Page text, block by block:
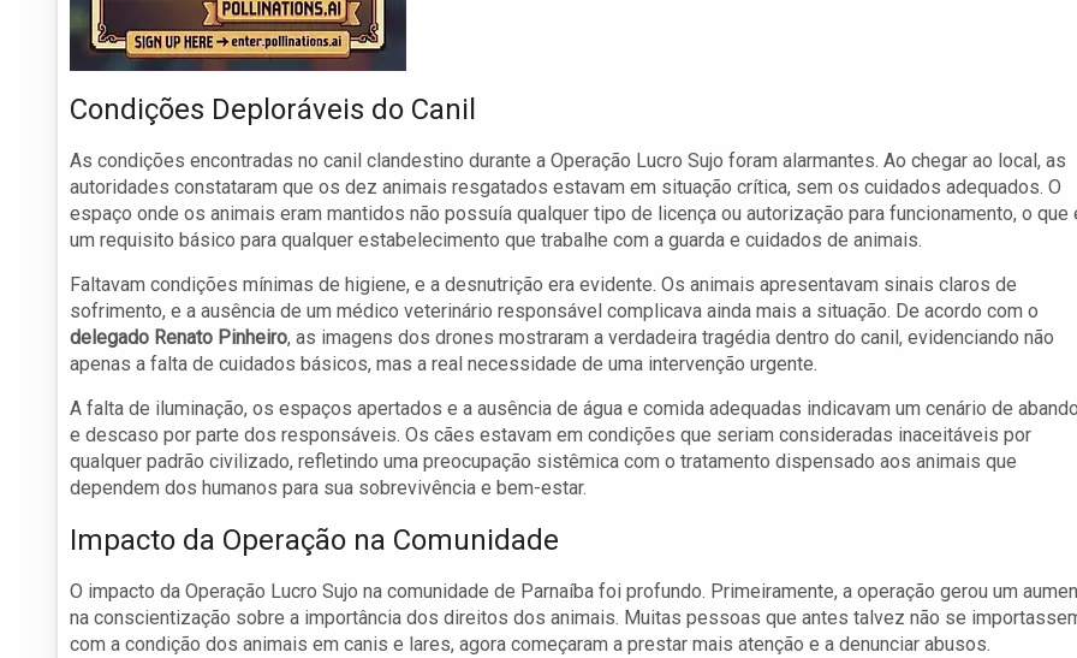
Condições Deploráveis do Canil
As condições encontradas no canil clandestino durante a Operação Lucro Sujo foram alarmantes. Ao chegar ao local, as
autoridades constataram que os dez animais resgatados estavam em situação crítica, sem os cuidados adequados. O
espaço onde os animais eram mantidos não possuía qualquer tipo de licença ou autorização para funcionamento, o que
um requisito básico para qualquer estabelecimento que trabalhe com a guarda e cuidados de animais.
Faltavam condições mínimas de higiene, e a desnutrição era evidente. Os animais apresentavam sinais claros de
sofrimento, e a ausência de um médico veterinário responsável complicava ainda mais a situação. De acordo com o
delegado Renato Pinheiro, as imagens dos drones mostraram a verdadeira tragédia dentro do canil, evidenciando não
apenas a falta de cuidados básicos, mas a real necessidade de uma intervenção urgente.
A falta de iluminação, os espaços apertados e a ausência de água e comida adequadas indicavam um cenário de
e descaso por parte dos responsáveis. Os cães estavam em condições que seriam consideradas inaceitáveis por
qualquer padrão civilizado, refletindo uma preocupação sistêmica com o tratamento dispensado aos animais que
dependem dos humanos para sua sobrevivência e bem-estar.
Impacto da Operação na Comunidade
O impacto da Operação Lucro Sujo na comunidade de Parnaíba foi profundo. Primeiramente, a operação gerou um
na conscientização sobre a importância dos direitos dos animais. Muitas pessoas que antes talvez não se
com a condição dos animais em canis e lares, agora começaram a prestar mais atenção e a denunciar abusos.